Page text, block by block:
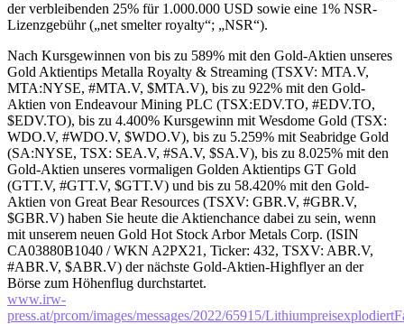
der verbleibenden 25% für 1.000.000 USD sowie eine 1% NSR-
Lizenzgebühr („net smelter royalty“; „NSR“).
Nach Kursgewinnen von bis zu 589% mit den Gold-Aktien unseres
Gold Aktientips Metalla Royalty & Streaming (TSXV: MTA.V,
MTA:NYSE, #MTA.V, $MTA.V), bis zu 922% mit den Gold-
Aktien von Endeavour Mining PLC (TSX:EDV.TO, #EDV.TO,
$EDV.TO), bis zu 4.400% Kursgewinn mit Wesdome Gold (TSX:
WDO.V, #WDO.V, $WDO.V), bis zu 5.259% mit Seabridge Gold
(SA:NYSE, TSX: SEA.V, #SA.V, $SA.V), bis zu 8.025% mit den
Gold-Aktien unseres vormaligen Golden Aktientips GT Gold
(GTT.V, #GTT.V, $GTT.V) und bis zu 58.420% mit den Gold-
Aktien von Great Bear Resources (TSXV: GBR.V, #GBR.V,
$GBR.V) haben Sie heute die Aktienchance dabei zu sein, wenn
mit unserem neuen Gold Hot Stock Arbor Metals Corp. (ISIN
CA03880B1040 / WKN A2PX21, Ticker: 432, TSXV: ABR.V,
#ABR.V, $ABR.V) der nächste Gold-Aktien-Highflyer an der
Börse zum Höhenflug durchstartet.
www.irw-
press.at/prcom/images/messages/2022/65915/